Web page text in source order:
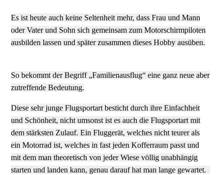
Es ist heute auch keine Seltenheit mehr, dass Frau und Mann
oder Vater und Sohn sich gemeinsam zum Motorschirmpiloten
ausbilden lassen und später zusammen dieses Hobby ausüben.
So bekommt der Begriff „Familienausflug“ eine ganz neue aber
zutreffende Bedeutung.
Diese sehr junge Flugsportart besticht durch ihre Einfachheit
und Schönheit, nicht umsonst ist es auch die Flugsportart mit
dem stärksten Zulauf. Ein Fluggerät, welches nicht teurer als
ein Motorrad ist, welches in fast jeden Kofferraum passt und
mit dem man theoretisch von jeder Wiese völlig unabhängig
starten und landen kann, genau darauf hat man lange gewartet.